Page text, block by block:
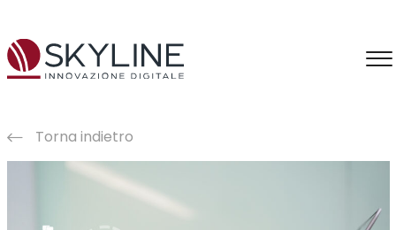
Consulenza
Information Intelligence
Torna indietro